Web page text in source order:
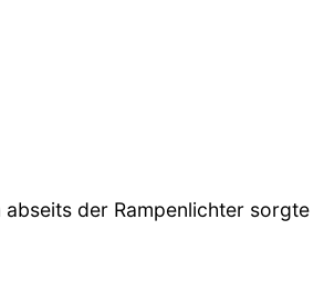
der Rampenlichter sorgte